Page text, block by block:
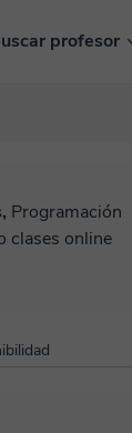
profesor
Programación
clases online